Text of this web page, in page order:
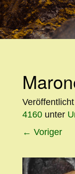
WEITER
ZUM
4160 unter
← Voriger